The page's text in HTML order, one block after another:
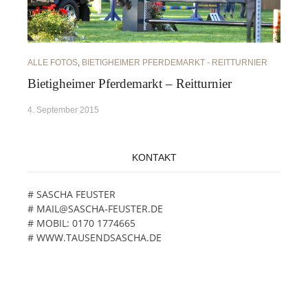
ALLE FOTOS, BIETIGHEIMER PFERDEMARKT - REITTURNIER
Bietigheimer Pferdemarkt – Reitturnier
4. September 2015
KONTAKT
# SASCHA FEUSTER
# MAIL@SASCHA-FEUSTER.DE
# MOBIL: 0170 1774665
# WWW.TAUSENDSASCHA.DE